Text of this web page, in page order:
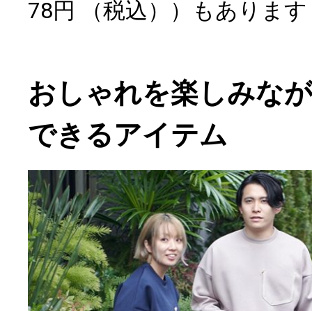
78円 （税込））もあります
おしゃれを楽しみな
できるアイテム